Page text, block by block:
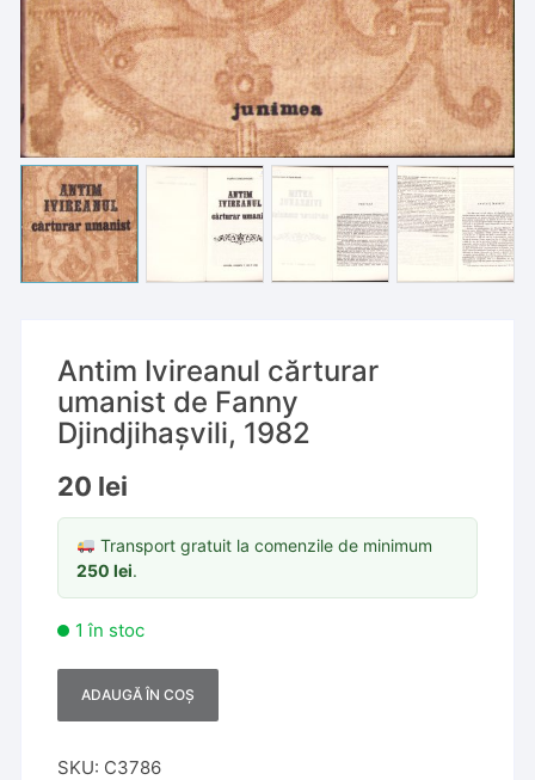
Antim Ivireanul cărturar
umanist de Fanny
Djindjihașvili, 1982
20 lei
Transport gratuit la comenzile de minimum
250lei.
1 în stoc
ADAUGĂ ÎN COȘ
t
SKU: C3786